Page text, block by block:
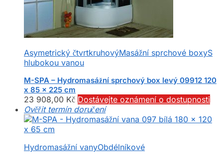
Asymetrický čtvrtkruhovýMasážní sprchové boxyS
hlubokou vanou
M-SPA – Hydromasážní sprchový box levý 09912 120
x 85 x 225 cm
23 908,00 Kč Dostávejte oznámení o dostupnosti
Ověřit termín doručení
Hydromasážní vanyObdélníkové